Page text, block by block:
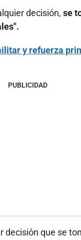
decisión, se
y refuerza
PUBLICIDAD
que se